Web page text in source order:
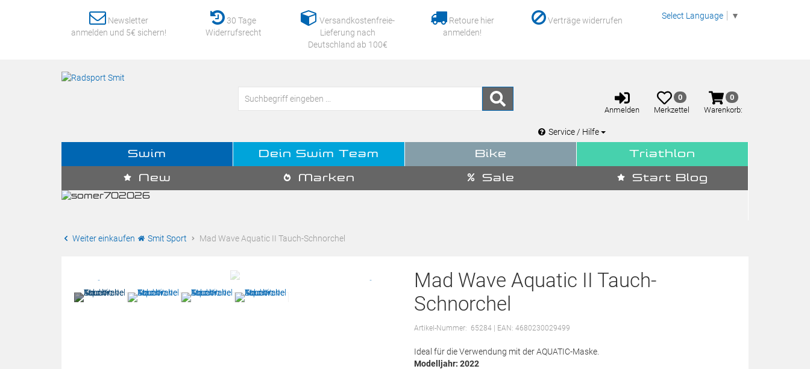
Newsletter
anmelden und 5€ sichern!
30 Tage
Widerrufsrecht
Versandkostenfreie-
Lieferung nach
Deutschland ab 100€
Retoure hier
anmelden!
Verträge widerrufen Select Language ▼
Anmelden
Merkzettel
aufklappen
0
Merkzettel
Warenkorb
aufklappen
0
Warenkorb:
Service / Hilfe
Swim Dein Swim Team Bike Triathlon
New Marken Sale Start Blog
Weiter einkaufen Smit Sport Mad Wave Aquatic II Tauch-Schnorchel
Mad Wave Aquatic II Tauch-
Schnorchel
Artikel-Nummer: 65284 | EAN: 4680230029499
Ideal für die Verwendung mit der AQUATIC-Maske.
Modelljahr: 2022